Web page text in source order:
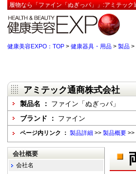
履物なら「ファイン「ぬぎっパ」」:アミテッ
健康美容EXPO：TOP > 健康器具・用品 > 製品 >
アミテック通商株式会社
製品名 ： ファイン「ぬぎっパ」
ブランド ： ファイン
ページ内リンク ： 製品詳細 >> 製品概要 >>
会社概要
会社名